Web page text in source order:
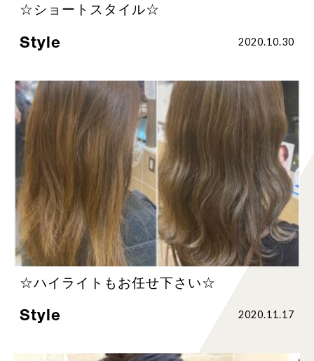
☆ショートスタイル☆
Style 2020.10.30
☆ハイライトもお任せ下さい☆
Style 2020.11.17